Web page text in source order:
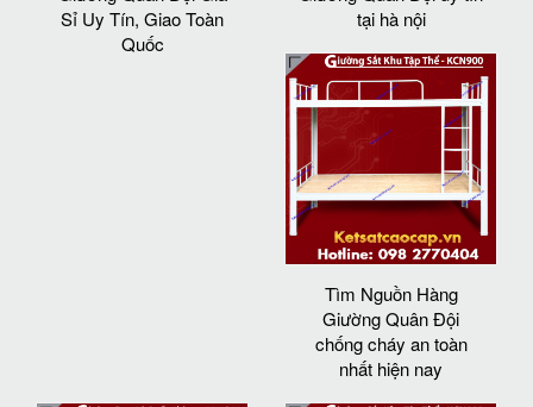
Sỉ Uy Tín, Giao Toàn
Quốc
tại hà nội
Tìm Nguồn Hàng
Giường Quân Đội
chống cháy an toàn
nhất hiện nay